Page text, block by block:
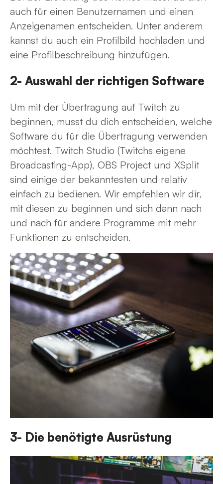
auch für einen Benutzernamen und einen
Anzeigenamen entscheiden. Unter anderem
kannst du auch ein Profilbild hochladen und
eine Profilbeschreibung hinzufügen.
2- Auswahl der richtigen Software
Um mit der Übertragung auf Twitch zu
beginnen, musst du dich entscheiden, welche
Software du für die Übertragung verwenden
möchtest. Twitch Studio (Twitchs eigene
Broadcasting-App), OBS Project und XSplit
sind einige der bekanntesten und relativ
einfach zu bedienen. Wir empfehlen wir dir,
mit diesen zu beginnen und sich dann nach
und nach für andere Programme mit mehr
Funktionen zu entscheiden.
3- Die benötigte Ausrüstung